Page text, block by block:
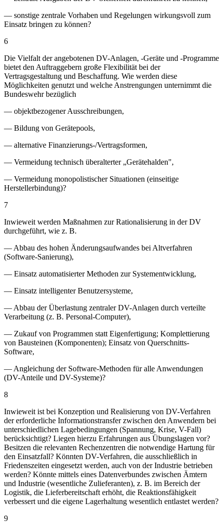
— sonstige zentrale Vorhaben und Regelungen wirkungsvoll zum
Einsatz bringen zu können?
6
Die Vielfalt der angebotenen DV-Anlagen, -Geräte und -Programme
bietet den Auftraggebern große Flexibilität bei der
Vertragsgestaltung und Beschaffung. Wie werden diese
Möglichkeiten genutzt und welche Anstrengungen unternimmt die
Bundeswehr bezüglich
— objektbezogener Ausschreibungen,
— Bildung von Gerätepools,
— alternative Finanzierungs-/Vertragsformen,
— Vermeidung technisch überalterter „Gerätehalden",
— Vermeidung monopolistischer Situationen (einseitige
Herstellerbindung)?
7
Inwieweit werden Maßnahmen zur Rationalisierung in der DV
durchgeführt, wie z. B.
— Abbau des hohen Änderungsaufwandes bei Altverfahren
(Software-Sanierung),
— Einsatz automatisierter Methoden zur Systementwicklung,
— Einsatz intelligenter Benutzersysteme,
— Abbau der Überlastung zentraler DV-Anlagen durch verteilte
Verarbeitung (z. B. Personal-Computer),
— Zukauf von Programmen statt Eigenfertigung; Komplettierung
von Bausteinen (Komponenten); Einsatz von Querschnitts-
Software,
— Angleichung der Software-Methoden für alle Anwendungen
(DV-Anteile und DV-Systeme)?
8
Inwieweit ist bei Konzeption und Realisierung von DV-Verfahren
der erforderliche Informationstransfer zwischen den Anwendern bei
unterschiedlichen Lagebedingungen (Spannung, Krise, V-Fall)
berücksichtigt? Liegen hierzu Erfahrungen aus Übungslagen vor?
Besitzen die relevanten Rechenzentren die notwendige Hartung für
den Einsatzfall? Könnten DV-Verfahren, die ausschließlich in
Friedenszeiten eingesetzt werden, auch von der Industrie betrieben
werden? Könnte mittels eines Datenverbundes zwischen Ämtern
und Industrie (wesentliche Zulieferanten), z. B. im Bereich der
Logistik, die Lieferbereitschaft erhöht, die Reaktionsfähigkeit
verbessert und die eigene Lagerhaltung wesentlich entlastet werden?
9